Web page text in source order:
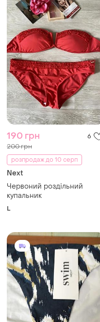
190 грн 6
200 грн
розпродаж до 10 серп
Next
Червоний роздільний
купальник
L